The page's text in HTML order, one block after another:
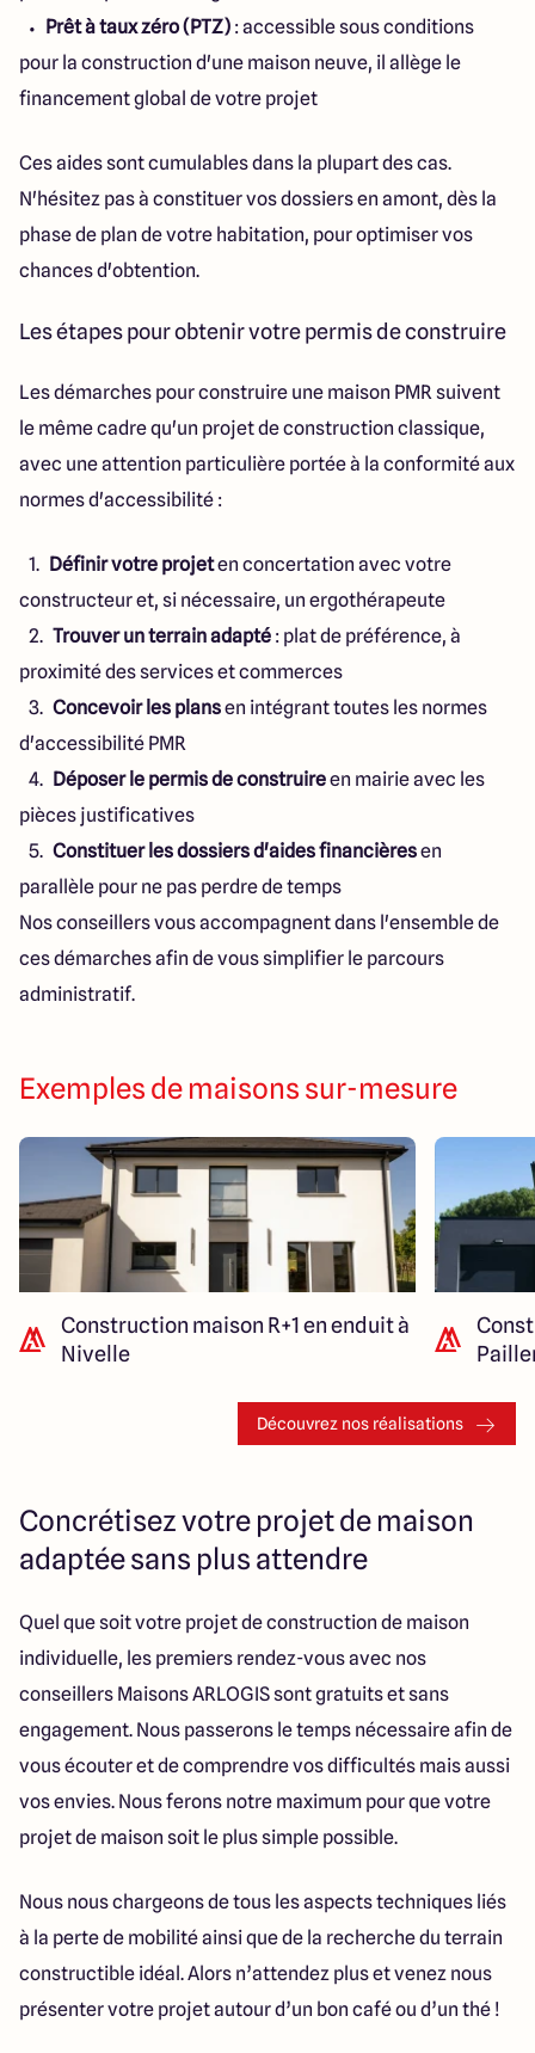
Prêt à taux zéro (PTZ) : accessible sous conditions
pour la construction d'une maison neuve, il allège le
financement global de votre projet
Ces aides sont cumulables dans la plupart des cas.
N'hésitez pas à constituer vos dossiers en amont, dès la
phase de plan de votre habitation, pour optimiser vos
chances d'obtention.
Les étapes pour obtenir votre permis de construire
Les démarches pour construire une maison PMR suivent
le même cadre qu'un projet de construction classique,
avec une attention particulière portée à la conformité aux
normes d'accessibilité :
Définir votre projeten concertation avec votre
constructeur et, si nécessaire, un ergothérapeute
Trouver un terrain adapté : plat de préférence, à
proximité des services et commerces
Concevoir les plansen intégrant toutes les normes
d'accessibilité PMR
Déposer le permis de construireen mairie avec les
pièces justificatives
Constituer les dossiers d'aides financièresen
parallèle pour ne pas perdre de temps
Nos conseillers vous accompagnent dans l'ensemble de
ces démarches afin de vous simplifier le parcours
administratif.
Exemples de maisons sur-mesure
Construction maison R+1 en enduit à
Nivelle
Découvrez nos réalisations
Concrétisez votre projet de maison
adaptée sans plus attendre
Quel que soit votre projet de construction de maison
individuelle, les premiers rendez-vous avec nos
conseillers Maisons ARLOGIS sont gratuits et sans
engagement. Nous passerons le temps nécessaire afin de
vous écouter et de comprendre vos difficultés mais aussi
vos envies. Nous ferons notre maximum pour que votre
projet de maison soit le plus simple possible.
Nous nous chargeons de tous les aspects techniques liés
à la perte de mobilité ainsi que de la recherche du terrain
constructible idéal. Alors n’attendez plus et venez nous
présenter votre projet autour d’un bon café ou d’un thé !